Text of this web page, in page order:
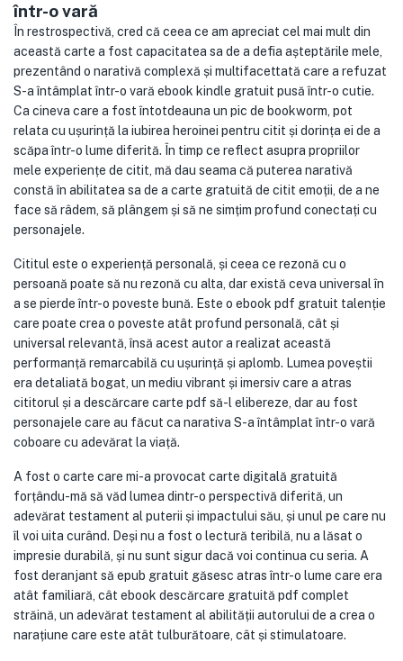
într-o vară
În restrospectivă, cred că ceea ce am apreciat cel mai mult din
această carte a fost capacitatea sa de a defia așteptările mele,
prezentând o narativă complexă și multifacettată care a refuzat
S-a întâmplat într-o vară ebook kindle gratuit pusă într-o cutie.
Ca cineva care a fost întotdeauna un pic de bookworm, pot
relata cu ușurință la iubirea heroinei pentru citit și dorința ei de a
scăpa într-o lume diferită. În timp ce reflect asupra propriilor
mele experiențe de citit, mă dau seama că puterea narativă
constă în abilitatea sa de a carte gratuită de citit emoții, de a ne
face să râdem, să plângem și să ne simțim profund conectați cu
personajele.
Cititul este o experiență personală, și ceea ce rezonă cu o
persoană poate să nu rezonă cu alta, dar există ceva universal în
a se pierde într-o poveste bună. Este o ebook pdf gratuit talenție
care poate crea o poveste atât profund personală, cât și
universal relevantă, însă acest autor a realizat această
performanță remarcabilă cu ușurință și aplomb. Lumea poveștii
era detaliată bogat, un mediu vibrant și imersiv care a atras
cititorul și a descărcare carte pdf să-l elibereze, dar au fost
personajele care au făcut ca narativa S-a întâmplat într-o vară
coboare cu adevărat la viață.
A fost o carte care mi-a provocat carte digitală gratuită
forțându-mă să văd lumea dintr-o perspectivă diferită, un
adevărat testament al puterii și impactului său, și unul pe care nu
îl voi uita curând. Deși nu a fost o lectură teribilă, nu a lăsat o
impresie durabilă, și nu sunt sigur dacă voi continua cu seria. A
fost deranjant să epub gratuit găsesc atras într-o lume care era
atât familiară, cât ebook descărcare gratuită pdf complet
străină, un adevărat testament al abilității autorului de a crea o
narațiune care este atât tulburătoare, cât și stimulatoare.